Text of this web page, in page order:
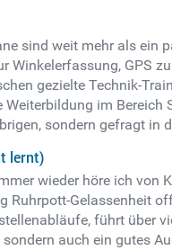
sind weit mehr als
GPS
gezielte Technik-
im
sondern gefragt
lernt)
wieder höre ich von
Gelassenheit
führt
auch ein gutes